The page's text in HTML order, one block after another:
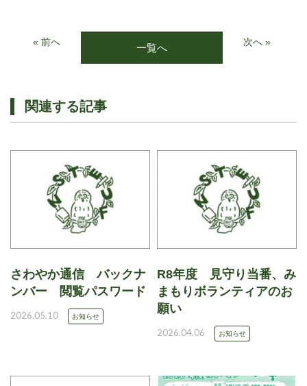
« 前へ 一覧へ 次へ »
関連する記事
さわやか通信 バックナ
ンバー 閲覧パスワード
2026.05.10 お知らせ
R8年度 見守り当番、み
まもりボランティアのお
願い
2026.04.06 お知らせ